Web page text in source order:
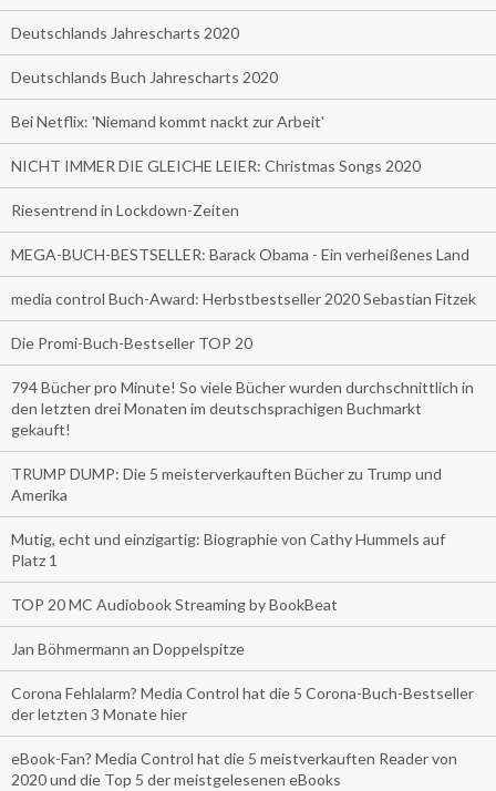
Deutschlands Jahrescharts 2020
Deutschlands Buch Jahrescharts 2020
Bei Netflix: 'Niemand kommt nackt zur Arbeit'
NICHT IMMER DIE GLEICHE LEIER: Christmas Songs 2020
Riesentrend in Lockdown-Zeiten
MEGA-BUCH-BESTSELLER: Barack Obama - Ein verheißenes Land
media control Buch-Award: Herbstbestseller 2020 Sebastian Fitzek
Die Promi-Buch-Bestseller TOP 20
794 Bücher pro Minute! So viele Bücher wurden durchschnittlich in
den letzten drei Monaten im deutschsprachigen Buchmarkt
gekauft!
TRUMP DUMP: Die 5 meisterverkauften Bücher zu Trump und
Amerika
Mutig, echt und einzigartig: Biographie von Cathy Hummels auf
Platz 1
TOP 20 MC Audiobook Streaming by BookBeat
Jan Böhmermann an Doppelspitze
Corona Fehlalarm? Media Control hat die 5 Corona-Buch-Bestseller
der letzten 3 Monate hier
eBook-Fan? Media Control hat die 5 meistverkauften Reader von
2020 und die Top 5 der meistgelesenen eBooks